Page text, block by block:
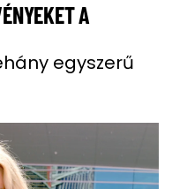
A
egyszerű